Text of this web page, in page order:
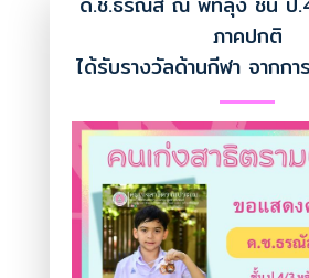
ภาคปกติ
ได้รับรางวัลด้านกีฬา จากกา